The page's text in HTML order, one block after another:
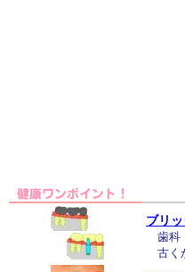
ブリ
歯科
古く